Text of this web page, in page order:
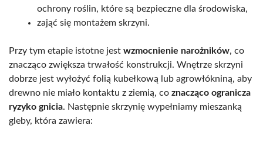
ochrony roślin, które są bezpieczne dla środowiska,
zająć się montażem skrzyni.
Przy tym etapie istotne jest wzmocnienie narożników, co
znacząco zwiększa trwałość konstrukcji. Wnętrze skrzyni
dobrze jest wyłożyć folią kubełkową lub agrowłókniną, aby
drewno nie miało kontaktu z ziemią, co znacząco ogranicza
ryzyko gnicia. Następnie skrzynię wypełniamy mieszanką
gleby, która zawiera: